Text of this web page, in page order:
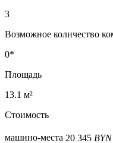
3
Возможное количество
0*
Площадь
13.1 м²
Стоимость
машино-места 20 345 BYN